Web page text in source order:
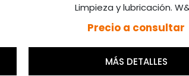
Limpieza y lubricación.
Precio a consultar
MÁS DETALLES